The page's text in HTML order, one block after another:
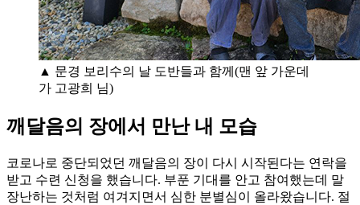
▲ 문경 보리수의 날 도반들과 함께(맨 앞 가운데
가 고광희 님)
깨달음의 장에서 만난 내 모습
코로나로 중단되었던 깨달음의 장이 다시 시작된다는 연락을
받고 수련 신청을 했습니다. 부푼 기대를 안고 참여했는데 말
장난하는 것처럼 여겨지면서 심한 분별심이 올라왔습니다. 절